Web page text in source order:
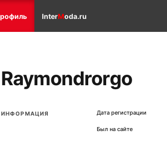
InterModa.ru
Raymondrorgo
ИНФОРМАЦИЯ Дата регистрации
Был на сайте